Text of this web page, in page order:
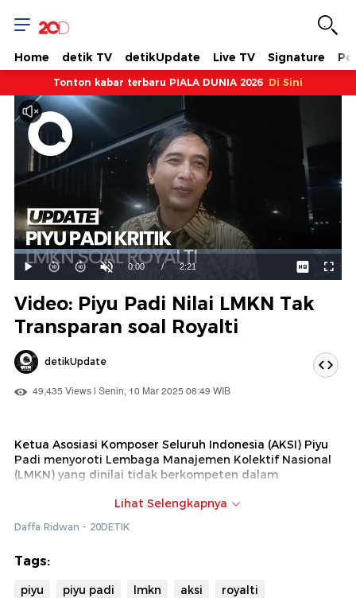
Home detik TV detikUpdate Live TV Signature
Tonton kabar terbaru PIALA DUNIA 2026 Di Sini
Mainkan
Suara
Hidup
Waktu
0:00 / Durasi
2:21
Dimuat:
49.61%
Video: Piyu Padi Nilai LMKN Tak
Transparan soal Royalti
detikUpdate
49,435 Views | Senin, 10 Mar 2025 08:49 WIB
Ketua Asosiasi Komposer Seluruh Indonesia (AKSI) Piyu
Padi menyoroti Lembaga Manajemen Kolektif Nasional
(LMKN) yang dinilai tidak berkompeten dalam
dalam tata kelola royalti untuk mensejahterakan para
pencipta lagu.
Lihat Selengkapnya
Daffa Ridwan - 20DETIK
Tags:
piyu piyu padi lmkn aksi
royalti